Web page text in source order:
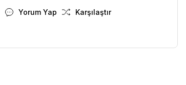
Yorum Yap
Karşılaştır